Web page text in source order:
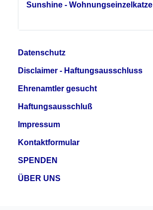
Sunshine - Wohnungseinzelkatze
Datenschutz
Disclaimer - Haftungsausschluss
Ehrenamtler gesucht
Haftungsausschluß
Impressum
Kontaktformular
SPENDEN
ÜBER UNS